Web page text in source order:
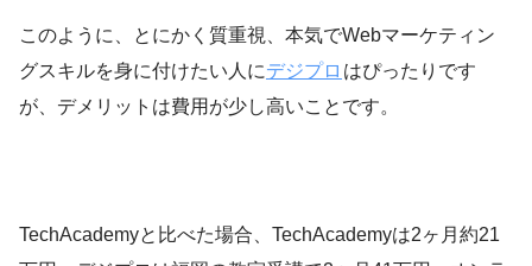
このように、とにかく質重視、本気でWebマーケティン
グスキルを身に付けたい人にデジプロ はぴったりです
が、デメリットは費用が少し高いことです。
TechAcademyと比べた場合、TechAcademyは2ヶ月約21